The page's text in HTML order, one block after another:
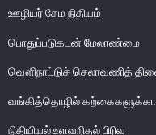
நிதியியல் முறைமை
பொதுநோக்கு
முக்கிய தொழிற்பாடுகள்
ஊழியர் சேம நிதியம்
பொதுப்படுகடன் மேலாண்மை
வௌிநாட்டுச் செலாவணித்
வங்கித்தொழில்
நிதியியல் உளவறிதல் பிரிவு